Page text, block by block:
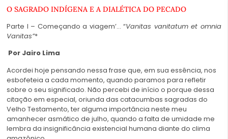
O SAGRADO INDÍGENA E A DIALÉTICA DO PECADO
Parte I – Começando a viagem’… “Vanitas vanitatum et omnia
Vanitas”*
Por Jairo Lima
Acordei hoje pensando nessa frase que, em sua essência, nos
esbofeteia a cada momento, quando paramos para refletir
sobre o seu significado. Não percebi de início o porque dessa
citação em especial, oriunda das catacumbas sagradas do
Velho Testamento, ter alguma importância neste meu
amanhecer asmático de julho, quando a falta de umidade me
lembra da insignificância existencial humana diante do clima